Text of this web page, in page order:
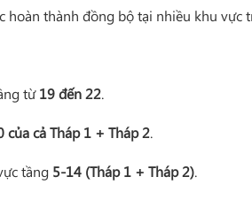
thành đồng bộ tại nhiều khu vực
từ19 đến 22.
của cả Tháp 1 + Tháp 2.
tầng 5-14 (Tháp 1 + Tháp 2).